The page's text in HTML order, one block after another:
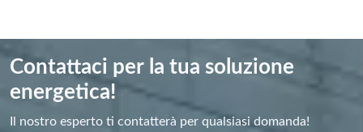
Contattaci per la tua soluzione
energetica!
Il nostro esperto ti contatterà per qualsiasi domanda!